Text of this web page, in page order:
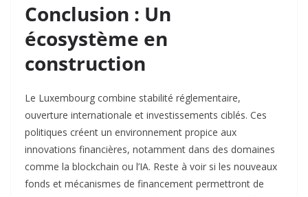
Conclusion : Un
écosystème en
construction
Le Luxembourg combine stabilité réglementaire,
ouverture internationale et investissements ciblés. Ces
politiques créent un environnement propice aux
innovations financières, notamment dans des domaines
comme la blockchain ou l’IA. Reste à voir si les nouveaux
fonds et mécanismes de financement permettront de